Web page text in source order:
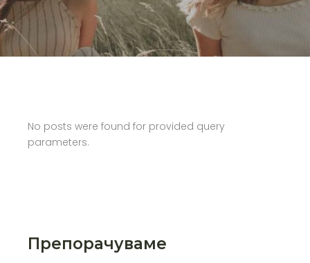
No posts were found for provided query
parameters.
Препорачуваме